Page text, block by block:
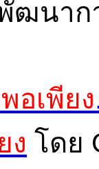
ฒนาก
อเพียง
ง โดย